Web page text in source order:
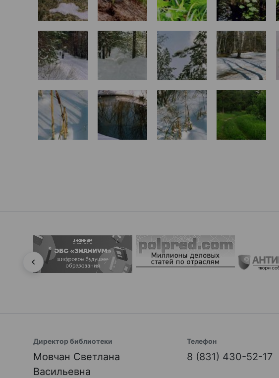
Директор библиотеки
Мовчан Светлана
Васильевна
Телефон
8 (831) 430-52-17